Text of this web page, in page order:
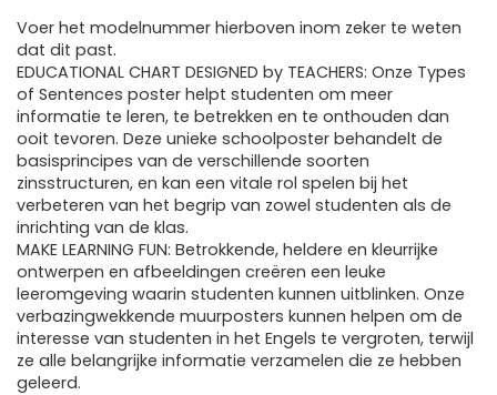
Voer het modelnummer hierboven inom zeker te weten
dat dit past.
EDUCATIONAL CHART DESIGNED by TEACHERS: Onze Types
of Sentences poster helpt studenten om meer
informatie te leren, te betrekken en te onthouden dan
ooit tevoren. Deze unieke schoolposter behandelt de
basisprincipes van de verschillende soorten
zinsstructuren, en kan een vitale rol spelen bij het
verbeteren van het begrip van zowel studenten als de
inrichting van de klas.
MAKE LEARNING FUN: Betrokkende, heldere en kleurrijke
ontwerpen en afbeeldingen creëren een leuke
leeromgeving waarin studenten kunnen uitblinken. Onze
verbazingwekkende muurposters kunnen helpen om de
interesse van studenten in het Engels te vergroten, terwijl
ze alle belangrijke informatie verzamelen die ze hebben
geleerd.